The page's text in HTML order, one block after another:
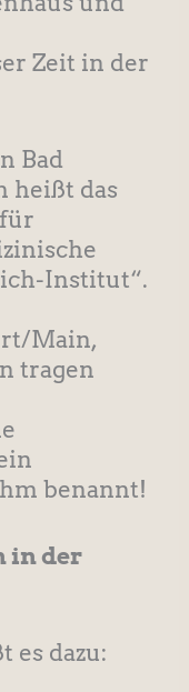
Zeit in der
Bad
heißt das
Institut“.
Main,
tragen
benannt!
in der
es dazu: